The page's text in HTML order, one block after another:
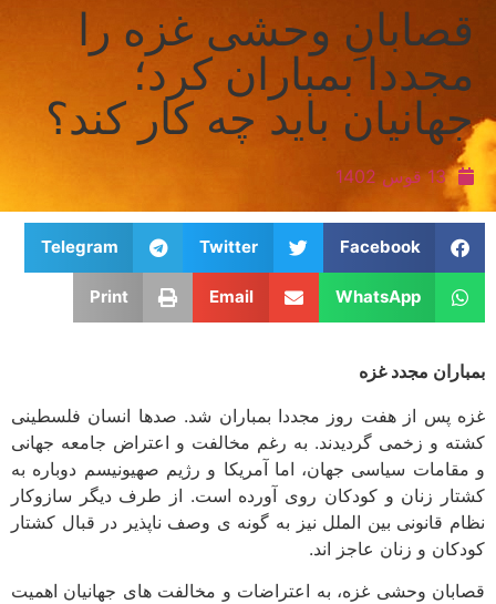
وحشی غزه را
بمباران کرد؛
باید چه کار کند؟
13 قوس 1402
Facebook
Twitter
Telegram
WhatsApp
Email
Print
مجدد غزه
پس از هفت روز مجددا بمباران شد. صدها انسان فلسطینی
و زخمی گردیدند. به رغم مخالفت و اعتراض جامعه جهانی
سیاسی جهان، اما آمریکا و رژیم صهیونیسم دوباره به
زنان و کودکان روی آورده است. از طرف دیگر سازوکار
قانونی بین الملل نیز به گونه ­ی وصف ناپذیر در قبال کشتار
و زنان عاجز اند.
وحشی غزه، به اعتراضات و مخالفت ­های جهانیان اهمیت